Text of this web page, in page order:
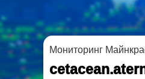
Мониторинг